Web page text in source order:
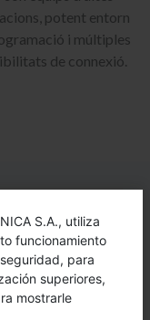
potent entorn
i múltiples
de connexió.
I ET
S.A., utiliza
funcionamiento
para
superiores,
mostrarle